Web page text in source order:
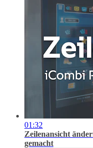
01:32
Zeilenansicht
gemacht